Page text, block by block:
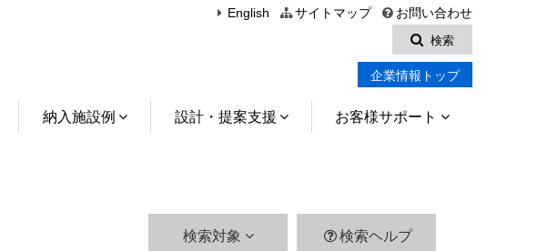
English サイトマップ
お問い合わせ
検索
企業情報トップ
納入施設例 設計・提案支援 お客様サポート
検索対象 検索ヘルプ